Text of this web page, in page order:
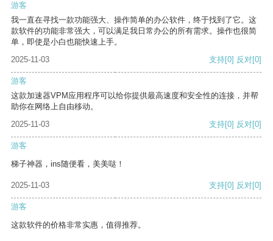
游客
我一直在寻找一款功能强大、操作简单的办公软件，终于找到了它。这
款软件的功能非常强大，可以满足我日常办公的所有需求。操作也很简
单，即使是小白也能快速上手。
2025-11-03
支持[0] 反对[0]
游客
这款加速器VPM应用程序可以给你提供最高速度和安全性的连接，并帮
助你在网络上自由移动。
2025-11-03
支持[0] 反对[0]
游客
梯子神器，ins随便看，美美哒！
2025-11-03 支持[0] 反对[0]
游客
这款软件的价格非常实惠，值得推荐。